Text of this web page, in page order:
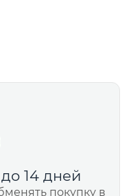
14 дней
покупку в